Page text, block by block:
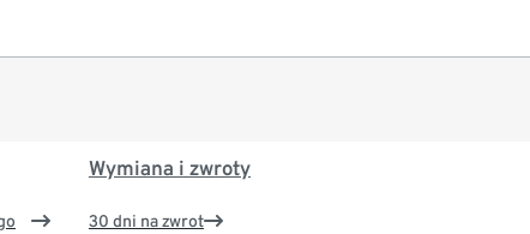
Wymiana i zwroty
30 dni na zwrot